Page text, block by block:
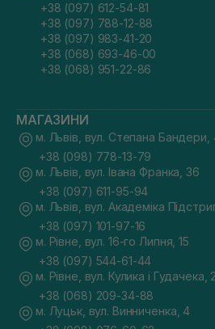
+38 (097) 612-54-81
+38 (097) 788-12-88
+38 (097) 983-41-20
+38 (068) 693-46-00
+38 (068) 951-22-86
МАГАЗИНИ
м. Львів, вул. Степана Бандери,
+38 (098) 778-13-79
м. Львів, вул. Івана Франка, 36
+38 (097) 611-95-94
м. Львів, вул. Академіка
+38 (097) 101-97-16
м. Рівне, вул. 16-го Липня, 15
+38 (097) 544-61-44
м. Рівне, вул. Кулика і
+38 (068) 209-34-88
м. Луцьк, вул. Винниченка, 4